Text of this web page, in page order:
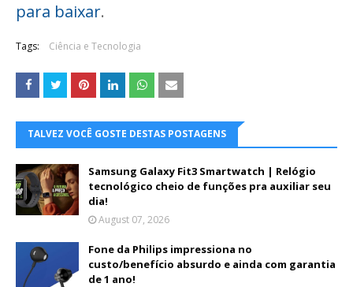
para baixar.
Tags: Ciência e Tecnologia
TALVEZ VOCÊ GOSTE DESTAS POSTAGENS
Samsung Galaxy Fit3 Smartwatch | Relógio
tecnológico cheio de funções pra auxiliar seu
dia!
August 07, 2026
Fone da Philips impressiona no
custo/benefício absurdo e ainda com garantia
de 1 ano!